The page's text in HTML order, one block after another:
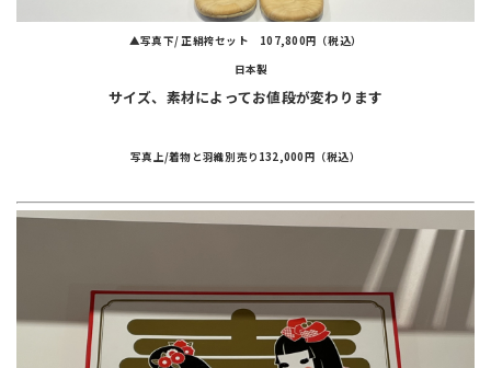
▲写真下/ 正絹袴セット 107,800円（税込）
日本製
サイズ、素材によってお値段が変わります
写真上/着物と羽織別売り132,000円（税込）